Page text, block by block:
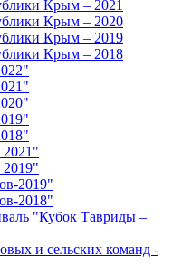
Крым – 2021
Крым – 2020
Крым – 2019
Крым – 2018
2021"
2019"
2019"
2018"
"Кубок Тавриды –
и сельских команд -